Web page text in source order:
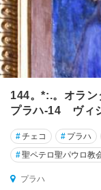
ロ
ト
ブ
ル
ノ
プ
ゼ
ニ
144。*:.。オラ
プラハ-14 ヴィ
#チェコ # プラハ
#聖ペテロ聖パウロ教
プラハ